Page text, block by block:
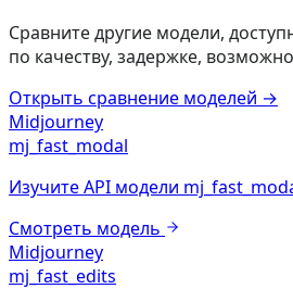
Сравните другие модели,
по качеству, задержке,
Открыть сравнение моделей →
Midjourney
mj_fast_modal
Изучите API модели
Смотреть модель
Midjourney
mj_fast_edits